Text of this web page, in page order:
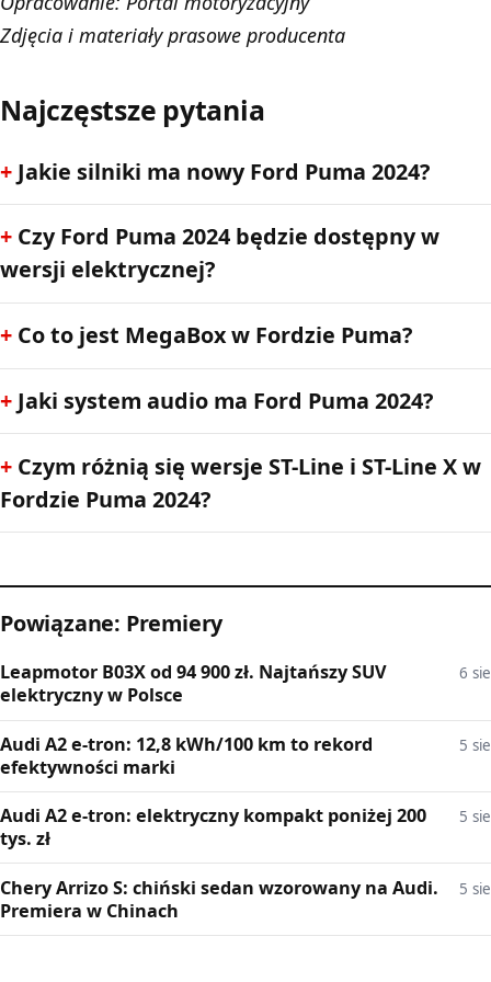
Zdjęcia i materiały prasowe producenta
Najczęstsze pytania
Jakie silniki ma nowy Ford Puma 2024?
Czy Ford Puma 2024 będzie dostępny w
wersji elektrycznej?
Co to jest MegaBox w Fordzie Puma?
Jaki system audio ma Ford Puma 2024?
Czym różnią się wersje ST-Line i ST-Line X w
Fordzie Puma 2024?
Powiązane: Premiery
Leapmotor B03X od 94 900 zł. Najtańszy SUV
elektryczny w Polsce
6 sie
Audi A2 e-tron: 12,8 kWh/100 km to rekord
efektywności marki
5 sie
Audi A2 e-tron: elektryczny kompakt poniżej 200
tys. zł
5 sie
Chery Arrizo S: chiński sedan wzorowany na Audi.
Premiera w Chinach
5 sie